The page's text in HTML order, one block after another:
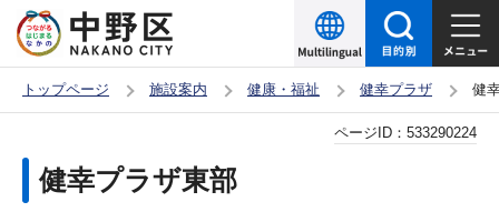
の
ー
トップページ 施設案内 健康・福祉 健幸プラザ 健
健幸プラザ東部
ページID： 533290224